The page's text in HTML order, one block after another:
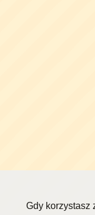
Gdy korzystasz